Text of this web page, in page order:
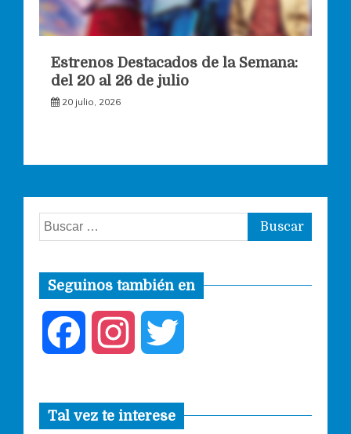
Estrenos Destacados de la Semana:
del 20 al 26 de julio
20 julio, 2026
Buscar:
Seguinos también en
c s i
Tal vez te interese